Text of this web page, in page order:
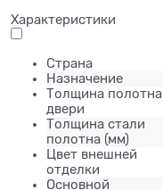
Характеристики
Страна
Назначение
Толщина полотна
двери
Толщина стали
полотна (мм)
Цвет внешней
отделки
Основной